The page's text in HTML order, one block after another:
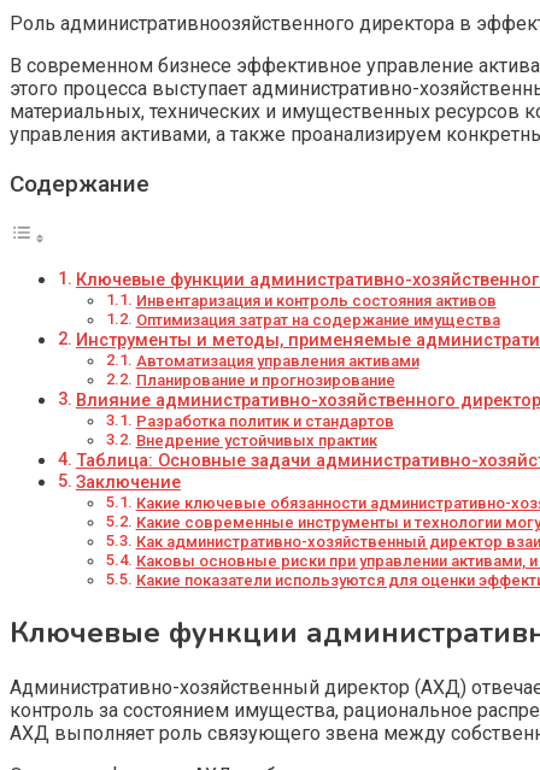
Роль административноозяйственного директора в
В современном бизнесе эффективное управление
этого процесса выступает административно-
материальных, технических и имущественных ресурсов
управления активами, а также проанализируем
Содержание
Ключевые функции административно-
Инвентаризация и контроль состояния активов
Оптимизация затрат на содержание имущества
Инструменты и методы, применяемые
Автоматизация управления активами
Планирование и прогнозирование
Влияние административно-хозяйственного
Разработка политик и стандартов
Внедрение устойчивых практик
Таблица: Основные задачи административно-
Заключение
Какие ключевые обязанности административно-
Какие современные инструменты и технологии
Как административно-хозяйственный директор
Каковы основные риски при управлении активами,
Какие показатели используются для оценки
Ключевые функции
Административно-хозяйственный директор (АХД)
контроль за состоянием имущества, рациональное
АХД выполняет роль связующего звена между